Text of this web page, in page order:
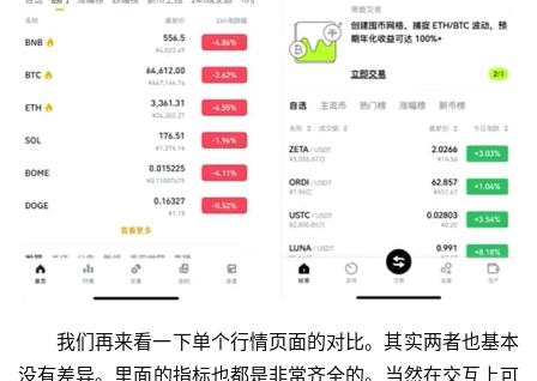
我们再来看一下单个行情页面的对比。其实两者也基本
没有差异。里面的指标也都是非常齐全的。当然在交互上可